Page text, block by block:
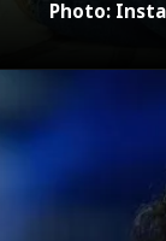
Photo: